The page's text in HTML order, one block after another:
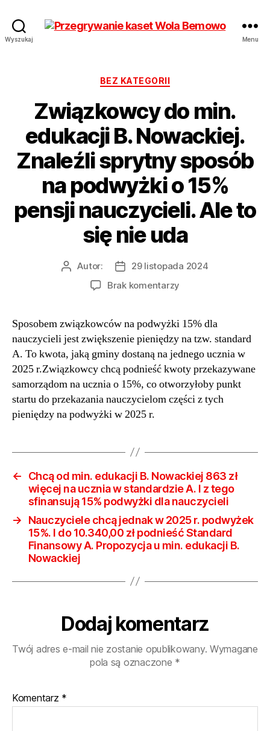
Wyszukaj
Wola
od
17
zł
Hurt
Menu
Kategorie
BEZ KATEGORII
Związkowcy do min.
edukacji B. Nowackiej.
Znaleźli sprytny sposób
na podwyżki o 15%
pensji nauczycieli. Ale to
się nie uda
Autor
wpisu
Autor:
Data
wpisu
29 listopada 2024
Brak komentarzy
min.
edukacji
B.
Nowackiej.
Znaleźli
sprytny
sposób
pensji
nauczycieli.
Ale
się
nie
uda
Sposobem związkowców na podwyżki 15% dla
nauczycieli jest zwiększenie pieniędzy na tzw. standard
A. To kwota, jaką gminy dostaną na jednego ucznia w
2025 r.Związkowcy chcą podnieść kwoty przekazywane
samorządom na ucznia o 15%, co otworzyłoby punkt
startu do przekazania nauczycielom części z tych
pieniędzy na podwyżki w 2025 r.
←
Chcą od min. edukacji B. Nowackiej 863 zł
więcej na ucznia w standardzie A. I z tego
sfinansują 15% podwyżki dla nauczycieli
→
Nauczyciele chcą jednak w 2025 r. podwyżek
15%. I do 10.340,00 zł podnieść Standard
Finansowy A. Propozycja u min. edukacji B.
Nowackiej
Dodaj komentarz
Twój adres e-mail nie zostanie opublikowany. Wymagane
pola są oznaczone *
Komentarz *